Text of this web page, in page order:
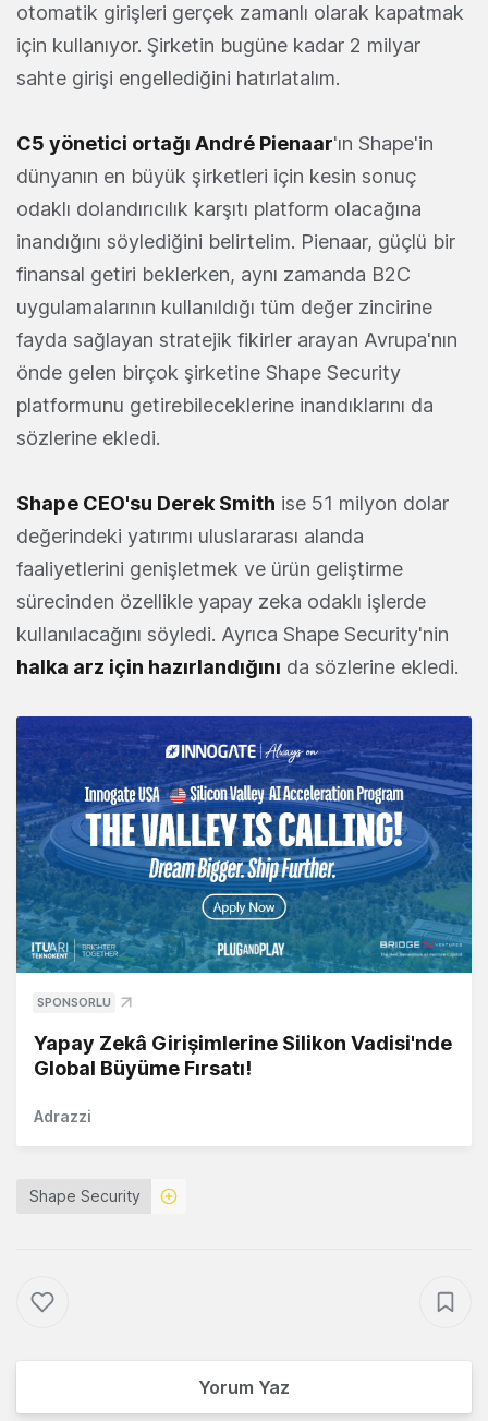
otomatik girişleri gerçek zamanlı olarak kapatmak
için kullanıyor. Şirketin bugüne kadar 2 milyar
sahte girişi engellediğini hatırlatalım.
C5 yönetici ortağı André Pienaar'ın Shape'in
dünyanın en büyük şirketleri için kesin sonuç
odaklı dolandırıcılık karşıtı platform olacağına
inandığını söylediğini belirtelim. Pienaar, güçlü bir
finansal getiri beklerken, aynı zamanda B2C
uygulamalarının kullanıldığı tüm değer zincirine
fayda sağlayan stratejik fikirler arayan Avrupa'nın
önde gelen birçok şirketine Shape Security
platformunu getirebileceklerine inandıklarını da
sözlerine ekledi.
Shape CEO'su Derek Smith ise 51 milyon dolar
değerindeki yatırımı uluslararası alanda
faaliyetlerini genişletmek ve ürün geliştirme
sürecinden özellikle yapay zeka odaklı işlerde
kullanılacağını söyledi. Ayrıca Shape Security'nin
halka arz için hazırlandığını da sözlerine ekledi.
SPONSORLU
Yapay Zekâ Girişimlerine Silikon Vadisi'nde
Global Büyüme Fırsatı!
Adrazzi
Shape Security
Yorum Yaz